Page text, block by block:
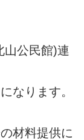
山公民館)連
なります。
材料提供に